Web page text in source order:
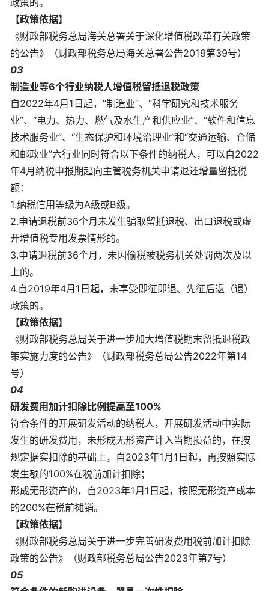
政策的。
【政策依据】
《财政部税务总局海关总署关于深化增值税改革有关政策
的公告》（财政部税务总局海关总署公告2019第39号）
03
制造业等6个行业纳税人增值税留抵退税政策
自2022年4月1日起，“制造业”、“科学研究和技术服务
业”、“电力、热力、燃气及水生产和供应业”、“软件和信息
技术服务业”、“生态保护和环境治理业”和“交通运输、仓储
和邮政业”六行业同时符合以下条件的纳税人，可以自2022
年4月纳税申报期起向主管税务机关申请退还增量留抵税
额：
1.纳税信用等级为A级或B级。
2.申请退税前36个月未发生骗取留抵退税、出口退税或虚
开增值税专用发票情形的。
3.申请退税前36个月，未因偷税被税务机关处罚两次及以
上的。
4.自2019年4月1日起，未享受即征即退、先征后返（退）
政策的。
【政策依据】
《财政部税务总局关于进一步加大增值税期末留抵退税政
策实施力度的公告》（财政部税务总局公告2022年第14
号）
04
研发费用加计扣除比例提高至100%
符合条件的开展研发活动的纳税人，开展研发活动中实际
发生的研发费用，未形成无形资产计入当期损益的，在按
规定据实扣除的基础上，自2023年1月1日起，再按照实际
发生额的100%在税前加计扣除；
形成无形资产的，自2023年1月1日起，按照无形资产成本
的200%在税前摊销。
【政策依据】
《财政部税务总局关于进一步完善研发费用税前加计扣除
政策的公告》（财政部税务总局公告2023年第7号）
05